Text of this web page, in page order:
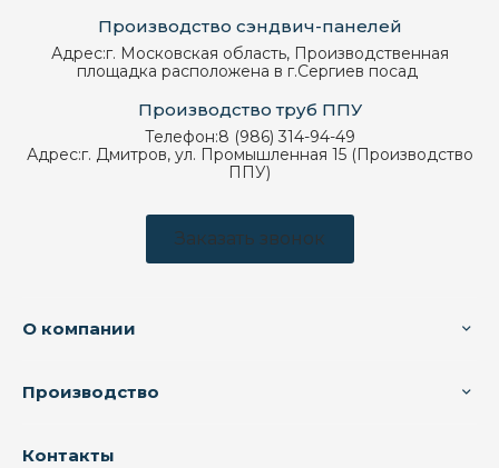
Производство сэндвич-панелей
Адрес:г. Московская область, Производственная
площадка расположена в г.Сергиев посад
Производство труб ППУ
Телефон:8 (986) 314-94-49
Адрес:г. Дмитров, ул. Промышленная 15 (Производство
ППУ)
Заказать звонок
О компании
Производство
Контакты